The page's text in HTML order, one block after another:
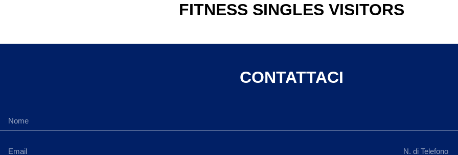
FITNESS SINGLES VISITORS
CONTATTACI